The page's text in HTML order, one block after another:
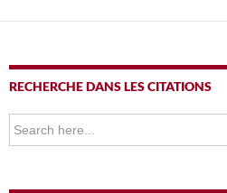
RECHERCHE DANS LES CITATIONS
Search
for: